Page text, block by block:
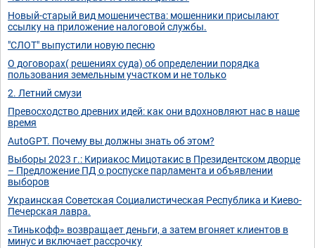
Новый-старый вид мошеничества: мошенники присылают
ссылку на приложение налоговой службы.
"СЛОТ" выпустили новую песню
О договорах( решениях суда) об определении порядка
пользования земельным участком и не только
2. Летний смузи⁣
Превосходство древних идей: как они вдохновляют нас в наше
время
AutoGPT. Почему вы должны знать об этом?
Выборы 2023 г.: Кириакос Мицотакис в Президентском дворце
– Предложение ПД о роспуске парламента и объявлении
выборов
Украинская Советская Социалистическая Республика и Киево-
Печерская лавра.
«Тинькофф» возвращает деньги, а затем вгоняет клиентов в
минус и включает рассрочку